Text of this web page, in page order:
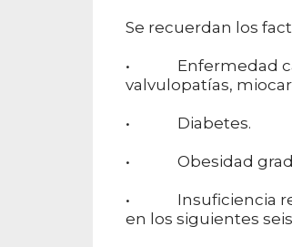
Se recuerdan los
• Enfermedad
valvulopatías,
• Diabetes.
• Obesidad grado 2
• Insuficiencia
en los siguientes